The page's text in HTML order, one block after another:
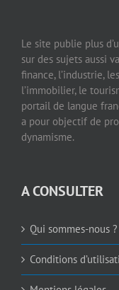
Le site publie plus
sur des sujets aussi
finance, l’industrie,
l’immobilier, le
portail de langue
a pour objectif de
dynamisme.
A CONSULTER
Qui sommes-nous ?
Conditions